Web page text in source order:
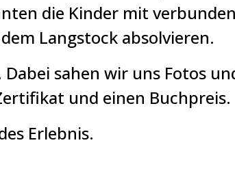
die Kinder mit
Langstock absolvieren.
sahen wir uns Fotos
und einen Buchpreis.
Erlebnis.